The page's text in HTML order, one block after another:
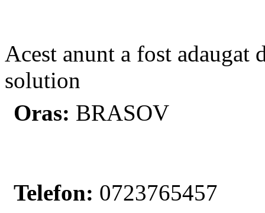
Acest anunt a fost adaugat
solution
Oras: BRASOV
Telefon: 0723765457